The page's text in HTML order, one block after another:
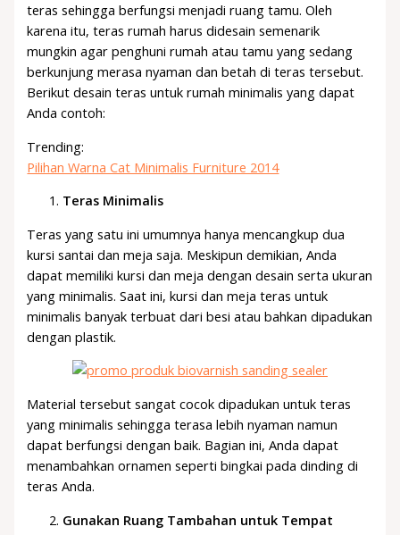
teras sehingga berfungsi menjadi ruang tamu. Oleh
karena itu, teras rumah harus didesain semenarik
mungkin agar penghuni rumah atau tamu yang sedang
berkunjung merasa nyaman dan betah di teras tersebut.
Berikut desain teras untuk rumah minimalis yang dapat
Anda contoh:
Trending:
Pilihan Warna Cat Minimalis Furniture 2014
Teras Minimalis
Teras yang satu ini umumnya hanya mencangkup dua
kursi santai dan meja saja. Meskipun demikian, Anda
dapat memiliki kursi dan meja dengan desain serta ukuran
yang minimalis. Saat ini, kursi dan meja teras untuk
minimalis banyak terbuat dari besi atau bahkan dipadukan
dengan plastik.
Material tersebut sangat cocok dipadukan untuk teras
yang minimalis sehingga terasa lebih nyaman namun
dapat berfungsi dengan baik. Bagian ini, Anda dapat
menambahkan ornamen seperti bingkai pada dinding di
teras Anda.
Gunakan Ruang Tambahan untuk Tempat